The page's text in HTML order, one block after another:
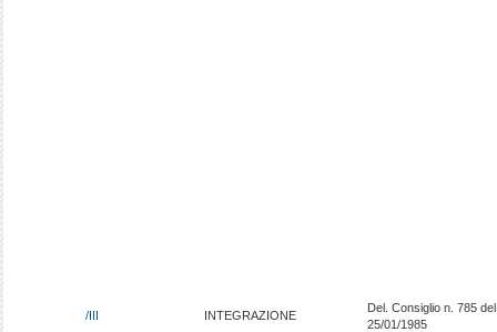
/III INTEGRAZIONE
Del. Consiglio n. 785 del
25/01/1985